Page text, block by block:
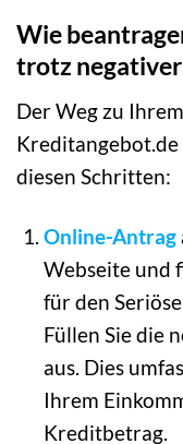
Wie
trotz negativer
Der Weg zu
Kreditangebot.de
diesen Schritten:
Online-Antrag
Webseite und
für den
Füllen Sie die
aus. Dies
Ihrem
Kreditbetrag.